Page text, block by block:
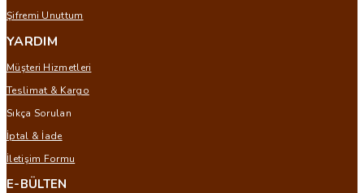
Şifremi Unuttum
YARDIM
Müşteri Hizmetleri
Teslimat & Kargo
Sıkça Sorulan
İptal & İade
İletişim Formu
E-BÜLTEN